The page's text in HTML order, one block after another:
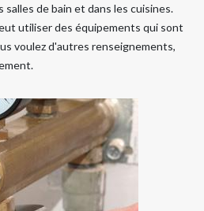
salles de bain et dans les cuisines.
utiliser des équipements qui sont
voulez d'autres renseignements,